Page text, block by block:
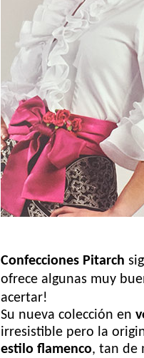
Confecciones Pitarch
ofrece algunas muy
acertar!
Su nueva colección en
irresistible pero la
estilo flamenco, tan de